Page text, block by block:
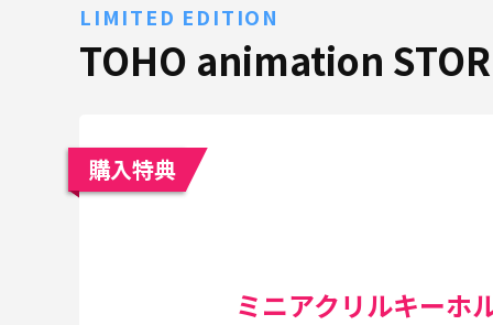
LIMITED EDITION
TOHO animation
購入特典
ミニアクリルキーホ